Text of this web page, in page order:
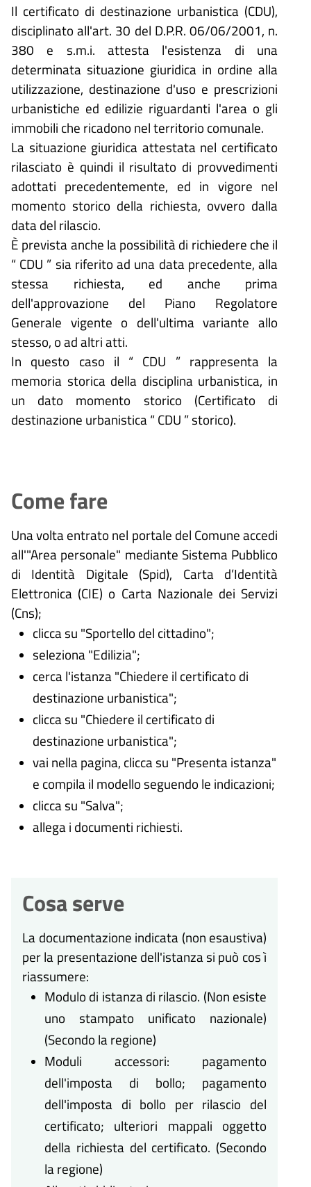
Il certificato di destinazione urbanistica (CDU),
disciplinato all'art. 30 del D.P.R. 06/06/2001, n.
380 e s.m.i. attesta l'esistenza di una
determinata situazione giuridica in ordine alla
utilizzazione, destinazione d'uso e prescrizioni
urbanistiche ed edilizie riguardanti l'area o gli
immobili che ricadono nel territorio comunale.
La situazione giuridica attestata nel certificato
rilasciato è quindi il risultato di provvedimenti
adottati precedentemente, ed in vigore nel
momento storico della richiesta, ovvero dalla
data del rilascio.
È prevista anche la possibilità di richiedere che il
“ CDU ” sia riferito ad una data precedente, alla
stessa richiesta, ed anche prima
dell'approvazione del Piano Regolatore
Generale vigente o dell'ultima variante allo
stesso, o ad altri atti.
In questo caso il “ CDU ” rappresenta la
memoria storica della disciplina urbanistica, in
un dato momento storico (Certificato di
destinazione urbanistica “ CDU ” storico).
Come fare
Una volta entrato nel portale del Comune accedi
all'"Area personale" mediante Sistema Pubblico
di Identità Digitale (Spid), Carta d’Identità
Elettronica (CIE) o Carta Nazionale dei Servizi
(Cns);
clicca su "Sportello del cittadino";
seleziona "Edilizia";
cerca l'istanza "Chiedere il certificato di
destinazione urbanistica";
clicca su "Chiedere il certificato di
destinazione urbanistica";
vai nella pagina, clicca su "Presenta istanza"
e compila il modello seguendo le indicazioni;
clicca su "Salva";
allega i documenti richiesti.
Cosa serve
La documentazione indicata (non esaustiva)
per la presentazione dell'istanza si può cos ì
riassumere:
Modulo di istanza di rilascio. (Non esiste
uno stampato unificato nazionale)
(Secondo la regione)
Moduli accessori: pagamento
dell'imposta di bollo; pagamento
dell'imposta di bollo per rilascio del
certificato; ulteriori mappali oggetto
della richiesta del certificato. (Secondo
la regione)